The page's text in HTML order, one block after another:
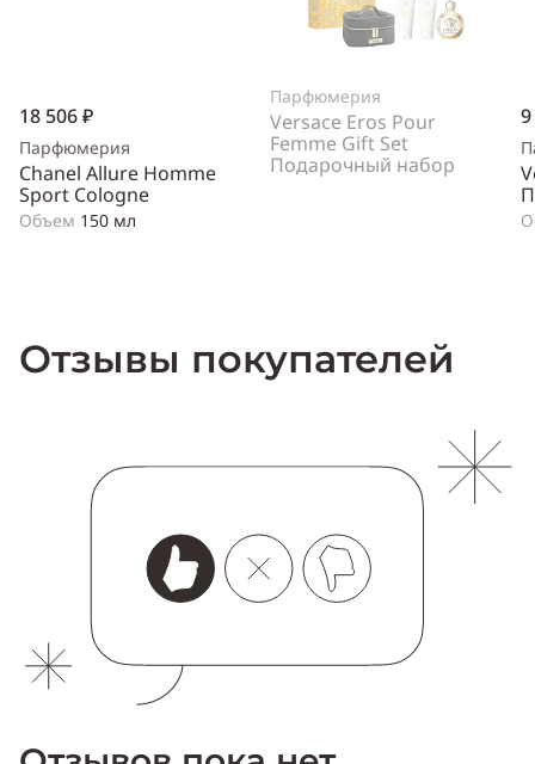
18 506 ₽
Парфюмерия
Chanel Allure Homme
Sport Cologne
Объем 150 мл
Парфюмерия
Versace Eros Pour
Femme Gift Set
Подарочный набор
Отзывы покупателей